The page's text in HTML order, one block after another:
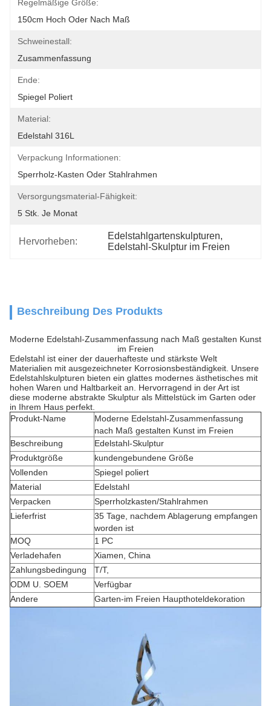
Regelmäßige Größe:
150cm Hoch Oder Nach Maß
Schweinestall:
Zusammenfassung
Ende:
Spiegel Poliert
Material:
Edelstahl 316L
Verpackung Informationen:
Sperrholz-Kasten Oder Stahlrahmen
Versorgungsmaterial-Fähigkeit:
5 Stk. Je Monat
Hervorheben:
Edelstahlgartenskulpturen,
Edelstahl-Skulptur im Freien
Beschreibung Des Produkts
Moderne Edelstahl-Zusammenfassung nach Maß gestalten Kunst
im Freien
Edelstahl ist einer der dauerhafteste und stärkste Welt
Materialien mit ausgezeichneter Korrosionsbeständigkeit. Unsere
Edelstahlskulpturen bieten ein glattes modernes ästhetisches mit
hohen Waren und Haltbarkeit an. Hervorragend in der Art ist
diese moderne abstrakte Skulptur als Mittelstück im Garten oder
in Ihrem Haus perfekt.
Produkt-Name
Moderne Edelstahl-Zusammenfassung
nach Maß gestalten Kunst im Freien
Beschreibung
Edelstahl-Skulptur
Produktgröße
kundengebundene Größe
Vollenden
Spiegel poliert
Material
Edelstahl
Verpacken
Sperrholzkasten/Stahlrahmen
Lieferfrist
35 Tage, nachdem Ablagerung empfangen
worden ist
MOQ
1 PC
Verladehafen
Xiamen, China
Zahlungsbedingung
T/T,
ODM U. SOEM
Verfügbar
Andere
Garten-im Freien Haupthoteldekoration